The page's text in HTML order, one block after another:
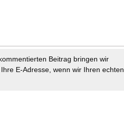
Beitrag bringen wir
E-Adresse, wenn wir Ihren echten